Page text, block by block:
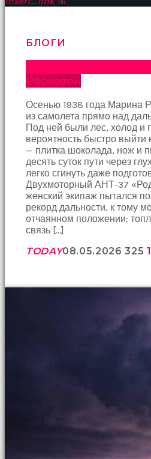
БЛОГИ
Право на риск:
Расковой
Осенью 1938 года Марина
из самолета прямо над
Под ней были лес, холод и
вероятность быстро
— плитка шоколада, нож и
десять суток пути через
легко сгинуть даже
Двухмоторный АНТ-37
женский экипаж пытался
рекорд дальности, к тому
отчаянном положении:
связь […]
TODAY08.05.2026 325